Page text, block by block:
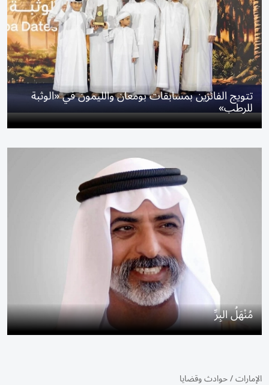
تتويج الفائزين بمسابقات بومعان والليمون في «الوثبة
للرطب»
مُنْهَلُ البِرِّ
الإمارات/حوادث وقضايا